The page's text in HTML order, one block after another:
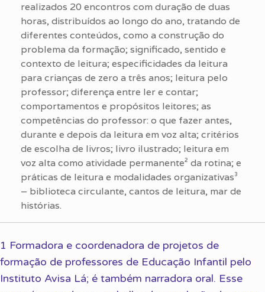
realizados 20 encontros com duração de duas
horas, distribuídos ao longo do ano, tratando de
diferentes conteúdos, como a construção do
problema da formação; significado, sentido e
contexto de leitura; especificidades da leitura
para crianças de zero a três anos; leitura pelo
professor; diferença entre ler e contar;
comportamentos e propósitos leitores; as
competências do professor: o que fazer antes,
durante e depois da leitura em voz alta; critérios
de escolha de livros; livro ilustrado; leitura em
voz alta como atividade permanente² da rotina; e
práticas de leitura e modalidades organizativas³
– biblioteca circulante, cantos de leitura, mar de
histórias.
1 Formadora e coordenadora de projetos de
formação de professores de Educação Infantil pelo
Instituto Avisa Lá; é também narradora oral. Esse